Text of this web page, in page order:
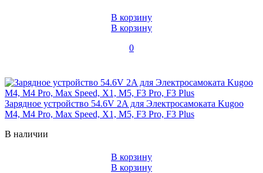
В корзину
В корзину
0
Зарядное устройство 54.6V 2A для Электросамоката Kugoo
M4, M4 Pro, Max Speed, X1, M5, F3 Pro, F3 Plus
В наличии
В корзину
В корзину